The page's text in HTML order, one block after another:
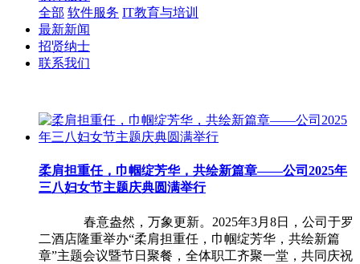
全部 软件服务 IT教育与培训
最新新闻
招贤纳士
联系我们
柔肩担重任，巾帼绽芳华，共绘新篇章——公司2025年
三八妇女节主题庆典圆满举行
春意盎然，万象更新。2025年3月8日，公司于罗
二酒店隆重举办“柔肩担重任，巾帼绽芳华，共绘新篇
章”主题会议暨节日聚餐，全体职工齐聚一堂，共同庆祝